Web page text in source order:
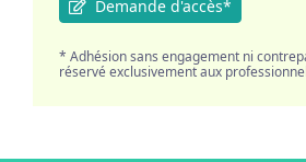
Demande d'accès*
* Adhésion sans engagement ni
réservé exclusivement aux